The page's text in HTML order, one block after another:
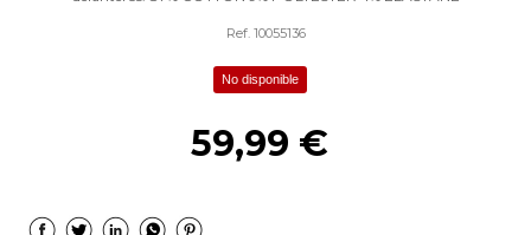
Ref. 10055136
No disponible
59,99 €